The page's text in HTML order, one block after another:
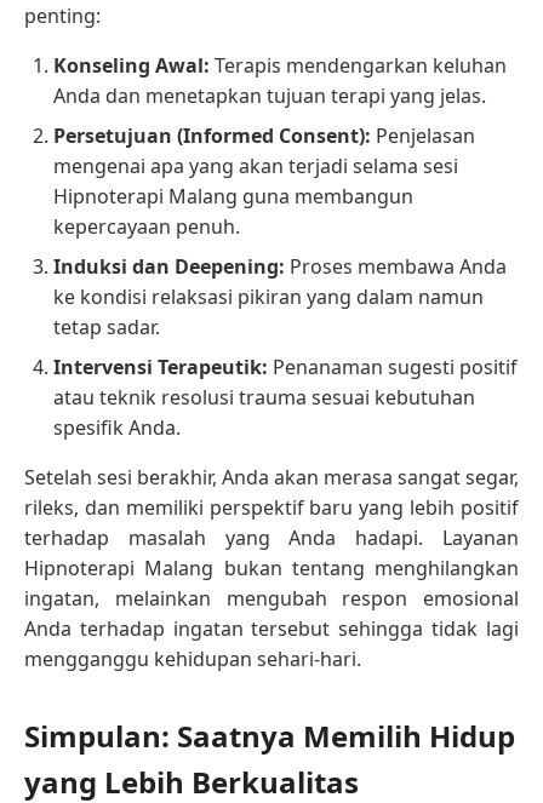
penting:
Konseling Awal: Terapis mendengarkan keluhan
Anda dan menetapkan tujuan terapi yang jelas.
Persetujuan (Informed Consent): Penjelasan
mengenai apa yang akan terjadi selama sesi
Hipnoterapi Malang guna membangun
kepercayaan penuh.
Induksi dan Deepening: Proses membawa Anda
ke kondisi relaksasi pikiran yang dalam namun
tetap sadar.
Intervensi Terapeutik: Penanaman sugesti positif
atau teknik resolusi trauma sesuai kebutuhan
spesifik Anda.
Setelah sesi berakhir, Anda akan merasa sangat segar,
rileks, dan memiliki perspektif baru yang lebih positif
terhadap masalah yang Anda hadapi. Layanan
Hipnoterapi Malang bukan tentang menghilangkan
ingatan, melainkan mengubah respon emosional
Anda terhadap ingatan tersebut sehingga tidak lagi
mengganggu kehidupan sehari-hari.
Simpulan: Saatnya Memilih Hidup
yang Lebih Berkualitas